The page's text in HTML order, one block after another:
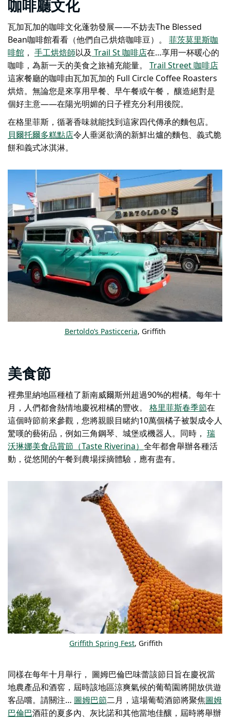
咖啡廳文化
瓦加瓦加的咖啡文化蓬勃發展——不妨去The Blessed
Bean咖啡館看看（他們自己烘焙咖啡豆）。 菲茨莫里斯咖
啡館 ， 手工烘焙師以及 Trail St 咖啡店在…享用一杯暖心的
咖啡，為新一天的美食之旅補充能量。 Trail Street 咖啡店
這家餐廳的咖啡由瓦加瓦加的 Full Circle Coffee Roasters
烘焙。無論您是來享用早餐、早午餐或午餐， 釀造絕對是
個好主意——在陽光明媚的日子裡充分利用後院。
在格里菲斯，循著香味就能找到這家四代傳承的麵包店。
貝爾托爾多糕點店令人垂涎欲滴的新鮮出爐的麵包、義式脆
餅和義式冰淇淋。
Bertoldo’s Pasticceria, Griffith
美食節
裡弗里納地區種植了新南威爾斯州超過90%的柑橘。每年十
月，人們都會熱情地慶祝柑橘的豐收。 格里菲斯春季節在
這個時節前來參觀，您將親眼目睹約10萬個橘子被製成令人
驚嘆的藝術品，例如三角鋼琴、城堡或機器人。同時， 瑞
沃琳娜美食品賞節（Taste Riverina） 全年都會舉辦各種活
動，從悠閒的午餐到農場採摘體驗，應有盡有。
Griffith Spring Fest, Griffith
同樣在每年十月舉行， 圖姆巴倫巴味蕾該節日旨在慶祝當
地農產品和酒窖，屆時該地區涼爽氣候的葡萄園將開放供遊
客品嚐。請關注… 圖姆巴節二月，這場葡萄酒節將聚焦圖姆
巴倫巴酒莊的夏多內、灰比諾和其他當地佳釀，屆時將舉辦